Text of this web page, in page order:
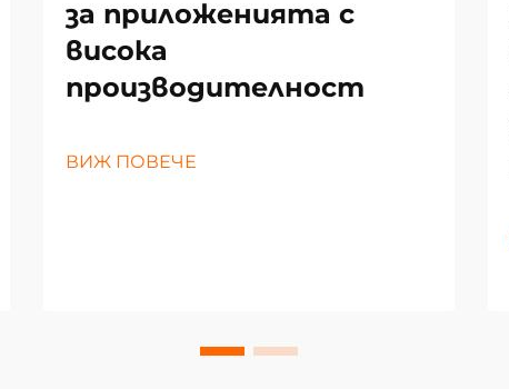
за приложенията с
висока
производителност
ВИЖ ПОВЕЧЕ